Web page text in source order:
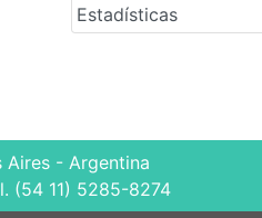
Estadísticas
Aires - Argentina
(54 11) 5285-8274